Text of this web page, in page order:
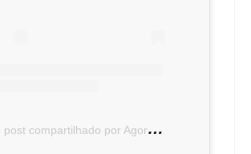
U
m post compartilhado por Agora Sudoeste (@agorasudoeste)